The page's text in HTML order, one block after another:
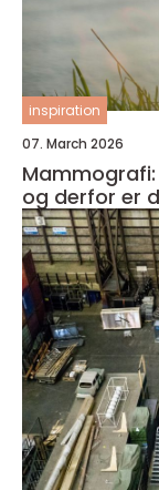
inspiration
07. March 2026
og derfor er